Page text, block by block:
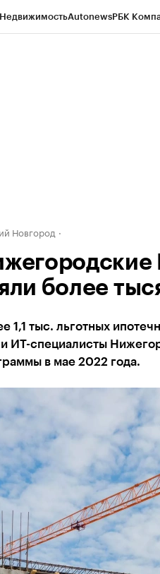
НедвижимостьAutonewsРБК
Новгород
более
1,1 тыс. льготных
ИТ-специалисты
в мае 2022 года.